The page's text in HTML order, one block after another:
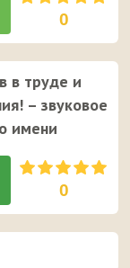
0
в труде и
– звуковое
имени
0